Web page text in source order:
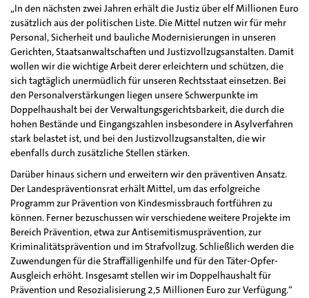
„In den nächsten zwei Jahren erhält die Justiz über elf Millionen Euro
zusätzlich aus der politischen Liste. Die Mittel nutzen wir für mehr
Personal, Sicherheit und bauliche Modernisierungen in unseren
Gerichten, Staatsanwaltschaften und Justizvollzugsanstalten. Damit
wollen wir die wichtige Arbeit derer erleichtern und schützen, die
sich tagtäglich unermüdlich für unseren Rechtsstaat einsetzen. Bei
den Personalverstärkungen liegen unsere Schwerpunkte im
Doppelhaushalt bei der Verwaltungsgerichtsbarkeit, die durch die
hohen Bestände und Eingangszahlen insbesondere in Asylverfahren
stark belastet ist, und bei den Justizvollzugsanstalten, die wir
ebenfalls durch zusätzliche Stellen stärken.
Darüber hinaus sichern und erweitern wir den präventiven Ansatz.
Der Landespräventionsrat erhält Mittel, um das erfolgreiche
Programm zur Prävention von Kindesmissbrauch fortführen zu
können. Ferner bezuschussen wir verschiedene weitere Projekte im
Bereich Prävention, etwa zur Antisemitismusprävention, zur
Kriminalitätsprävention und im Strafvollzug. Schließlich werden die
Zuwendungen für die Straffälligenhilfe und für den Täter-Opfer-
Ausgleich erhöht. Insgesamt stellen wir im Doppelhaushalt für
Prävention und Resozialisierung 2,5 Millionen Euro zur Verfügung.“